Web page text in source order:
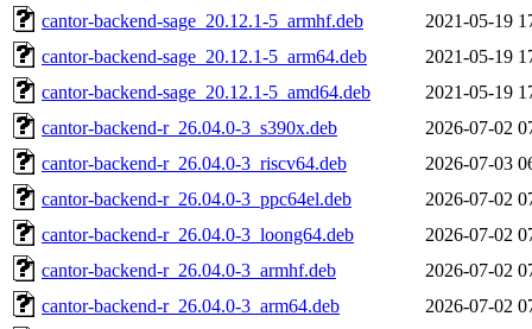
cantor-backend-sage_20.12.1-5_armhf.deb
2021-05-19
cantor-backend-sage_20.12.1-5_arm64.deb
2021-05-19
cantor-backend-sage_20.12.1-5_amd64.deb
2021-05-19
cantor-backend-r_26.04.0-3_s390x.deb
2026-07-02
cantor-backend-r_26.04.0-3_riscv64.deb
2026-07-03
cantor-backend-r_26.04.0-3_ppc64el.deb
2026-07-02
cantor-backend-r_26.04.0-3_loong64.deb
2026-07-02
cantor-backend-r_26.04.0-3_armhf.deb
2026-07-02
cantor-backend-r_26.04.0-3_arm64.deb
2026-07-02